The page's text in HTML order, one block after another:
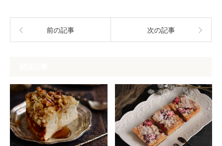
前の記事 次の記事